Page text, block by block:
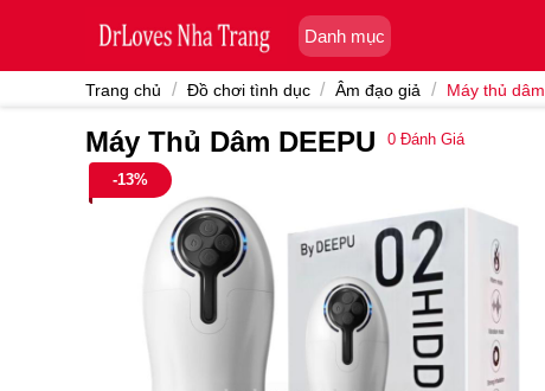
Danh mục
Trang chủ / Đồ chơi tình dục / Âm đạo giả / Máy thủ dâm
Máy Thủ Dâm DEEPU 0 Đánh Giá
-13%